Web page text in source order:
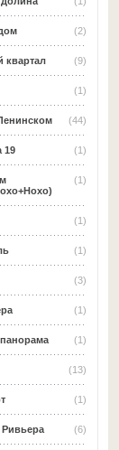
(2)
(9)
квартал
(1)
(44)
(1)
19
(1)
(1)
(1)
(3)
(1)
(1)
(13)
(1)
(6)
Ривьера